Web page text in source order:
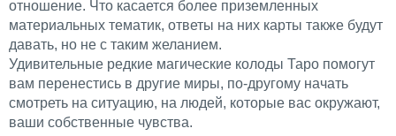
отношение. Что касается более приземленных
материальных тематик, ответы на них карты также будут
давать, но не с таким желанием.
Удивительные редкие магические колоды Таро помогут
вам перенестись в другие миры, по-другому начать
смотреть на ситуацию, на людей, которые вас окружают,
ваши собственные чувства.